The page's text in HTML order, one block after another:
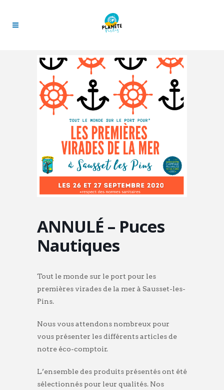
ANNULÉ – Puces
Nautiques
Tout le monde sur le port pour les
premières virades de la mer à Sausset-les-
Pins.
Nous vous attendons nombreux pour
vous présenter les différents articles de
notre éco-comptoir.
L’ensemble des produits présentés ont été
sélectionnés pour leur qualités. Nos